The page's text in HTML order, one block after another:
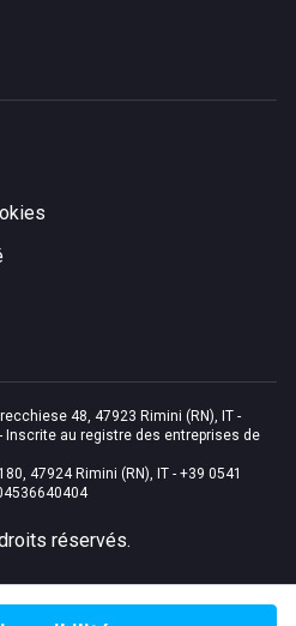
48, 47923 Rimini (RN), IT -
au registre des entreprises de
47924 Rimini (RN), IT - +39 0541
réservés.